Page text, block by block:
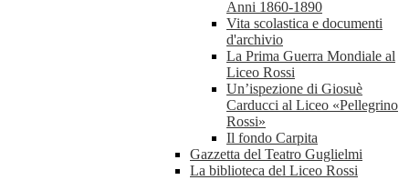
Anni 1860-1890
Vita scolastica e documenti
d'archivio
La Prima Guerra Mondiale al
Liceo Rossi
Un’ispezione di Giosuè
Carducci al Liceo «Pellegrino
Rossi»
Il fondo Carpita
Gazzetta del Teatro Guglielmi
La biblioteca del Liceo Rossi